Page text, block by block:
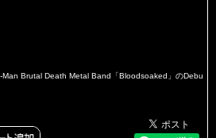
Man Brutal Death Metal Band「Bloodsoaked」のDebu